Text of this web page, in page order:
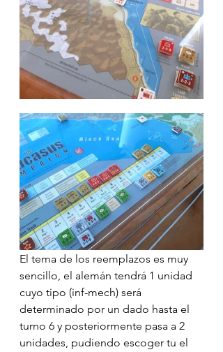
El tema de los reemplazos es muy
sencillo, el alemán tendrá 1 unidad
cuyo tipo (inf-mech) será
determinado por un dado hasta el
turno 6 y posteriormente pasa a 2
unidades, pudiendo escoger tu el